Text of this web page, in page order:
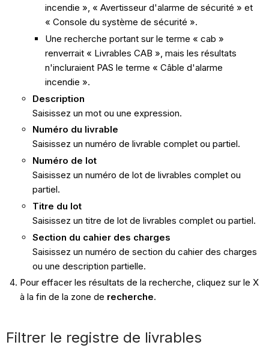
incendie », « Avertisseur d'alarme de sécurité » et
« Console du système de sécurité ».
Une recherche portant sur le terme « cab »
renverrait « Livrables CAB », mais les résultats
n'incluraient PAS le terme « Câble d'alarme
incendie ».
Description
Saisissez un mot ou une expression.
Numéro du livrable
Saisissez un numéro de livrable complet ou partiel.
Numéro de lot
Saisissez un numéro de lot de livrables complet ou
partiel.
Titre du lot
Saisissez un titre de lot de livrables complet ou partiel.
Section du cahier des charges
Saisissez un numéro de section du cahier des charges
ou une description partielle.
Pour effacer les résultats de la recherche, cliquez sur le X
à la fin de la zone de recherche.
Filtrer le registre de livrables